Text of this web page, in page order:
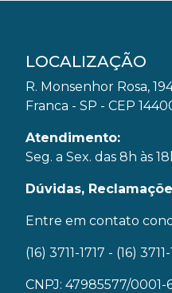
LOCALIZAÇÃO
R. Monsenhor Rosa,
Franca - SP - CEP
Atendimento:
Seg. a Sex. das 8h às
Dúvidas,
Entre em contato
(16) 3711-1717 - (16)
CNPJ: 47985577/0001-